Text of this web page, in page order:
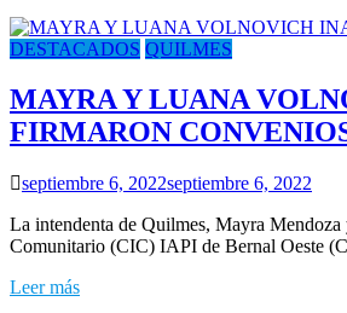
DESTACADOS QUILMES
MAYRA Y LUANA
FIRMARON
septiembre 6, 2022septiembre 6, 2022
La intendenta de Quilmes, Mayra
Comunitario (CIC) IAPI de Bernal Oeste
Leer más